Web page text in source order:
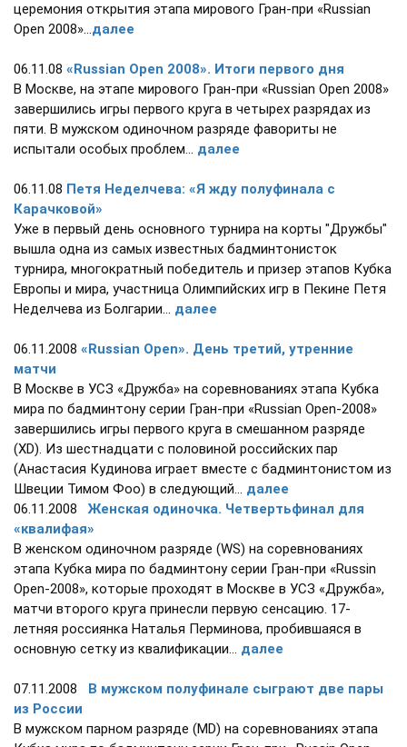
церемония открытия этапа мирового Гран-при «Russian
Open 2008»...далее
06.11.08 «Russian Open 2008». Итоги первого дня
В Москве, на этапе мирового Гран-при «Russian Open 2008»
завершились игры первого круга в четырех разрядах из
пяти. В мужском одиночном разряде фавориты не
испытали особых проблем... далее
06.11.08 Петя Неделчева: «Я жду полуфинала с
Карачковой»
Уже в первый день основного турнира на корты "Дружбы"
вышла одна из самых известных бадминтонисток
турнира, многократный победитель и призер этапов Кубка
Европы и мира, участница Олимпийских игр в Пекине Петя
Неделчева из Болгарии... далее
06.11.2008 «Russian Open». День третий, утренние
матчи
В Москве в УСЗ «Дружба» на соревнованиях этапа Кубка
мира по бадминтону серии Гран-при «Russian Open-2008»
завершились игры первого круга в смешанном разряде
(XD). Из шестнадцати с половиной российских пар
(Анастасия Кудинова играет вместе с бадминтонистом из
Швеции Тимом Фоо) в следующий... далее
06.11.2008 Женская одиночка. Четвертьфинал для
«квалифая»
В женском одиночном разряде (WS) на соревнованиях
этапа Кубка мира по бадминтону серии Гран-при «Russin
Open-2008», которые проходят в Москве в УСЗ «Дружба»,
матчи второго круга принесли первую сенсацию. 17-
летняя россиянка Наталья Перминова, пробившаяся в
основную сетку из квалификации... далее
07.11.2008
В мужском полуфинале сыграют две пары
из России
В мужском парном разряде (MD) на соревнованиях этапа